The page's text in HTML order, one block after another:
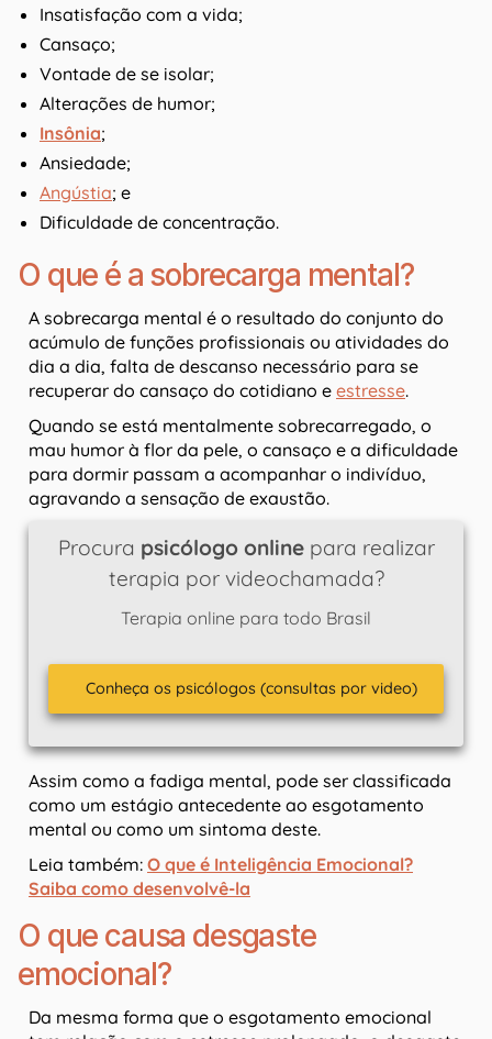
Insatisfação com a vida;
Cansaço;
Vontade de se isolar;
Alterações de humor;
Insônia;
Ansiedade;
Angústia; e
Dificuldade de concentração.
O que é a sobrecarga mental?
A sobrecarga mental é o resultado do conjunto do
acúmulo de funções profissionais ou atividades do
dia a dia, falta de descanso necessário para se
recuperar do cansaço do cotidiano e estresse.
Quando se está mentalmente sobrecarregado, o
mau humor à flor da pele, o cansaço e a dificuldade
para dormir passam a acompanhar o indivíduo,
agravando a sensação de exaustão.
Procura psicólogo onlinepara realizar
terapia por videochamada?
Terapia online para todo Brasil
Conheça os psicólogos (consultas por video)
Assim como a fadiga mental, pode ser classificada
como um estágio antecedente ao esgotamento
mental ou como um sintoma deste.
Leia também: O que é Inteligência Emocional?
Saiba como desenvolvê-la
O que causa desgaste
emocional?
Da mesma forma que o esgotamento emocional